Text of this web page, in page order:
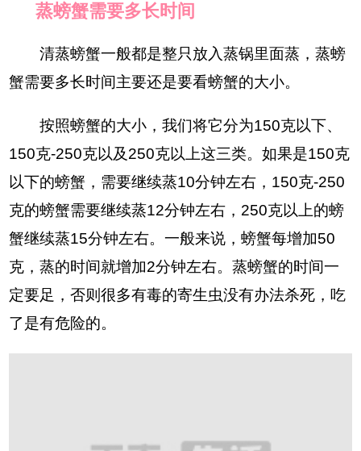
蒸螃蟹需要多长时间
清蒸螃蟹一般都是整只放入蒸锅里面蒸，蒸螃
蟹需要多长时间主要还是要看螃蟹的大小。
按照螃蟹的大小，我们将它分为150克以下、
150克-250克以及250克以上这三类。如果是150克
以下的螃蟹，需要继续蒸10分钟左右，150克-250
克的螃蟹需要继续蒸12分钟左右，250克以上的螃
蟹继续蒸15分钟左右。一般来说，螃蟹每增加50
克，蒸的时间就增加2分钟左右。蒸螃蟹的时间一
定要足，否则很多有毒的寄生虫没有办法杀死，吃
了是有危险的。